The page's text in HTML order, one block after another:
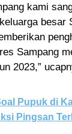
kami
besar
Sampang
2023,”
Pupuk di
Pingsan